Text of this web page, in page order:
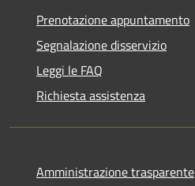
Prenotazione appuntamento
Segnalazione disservizio
Leggi le FAQ
Richiesta assistenza
Amministrazione trasparente